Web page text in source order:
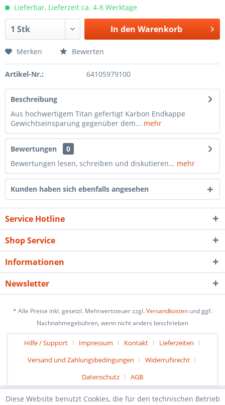
Lieferbar, Lieferzeit ca. 4-8 Werktage
In den Warenkorb
Merken Bewerten
Artikel-Nr.: 64105979100
Beschreibung
Aus hochwertigem Titan gefertigt Karbon Endkappe
Gewichtseinsparung gegenüber dem... mehr
Bewertungen
0
Bewertungen lesen, schreiben und diskutieren... mehr
Kunden haben sich ebenfalls angesehen
Service Hotline
Shop Service
Informationen
Newsletter
* Alle Preise inkl. gesetzl. Mehrwertsteuer zzgl.Versandkosten und ggf.
Nachnahmegebühren, wenn nicht anders beschrieben
Hilfe / Support Impressum Kontakt
Lieferzeiten
Versand und Zahlungsbedingungen
Widerrufsrecht
Datenschutz
AGB
Diese Website benutzt Cookies, die für den technischen Betrieb